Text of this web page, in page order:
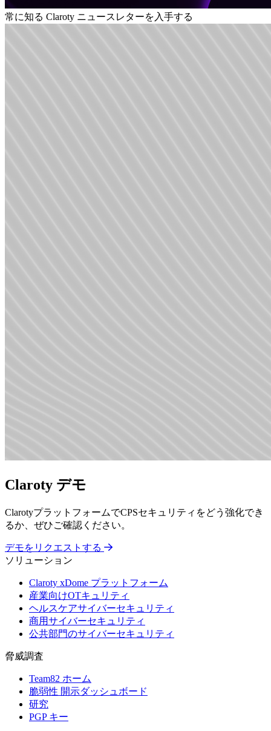
常に知る Claroty ニュースレターを入手する
Claroty デモ
ClarotyプラットフォームでCPSセキュリティをどう強化でき
るか、ぜひご確認ください。
デモをリクエストする
ソリューション
Claroty xDome プラットフォーム
産業向けOTキュリティ
ヘルスケアサイバーセキュリティ
商用サイバーセキュリティ
公共部門のサイバーセキュリティ
脅威調査
Team82 ホーム
脆弱性 開示ダッシュボード
研究
PGP キー